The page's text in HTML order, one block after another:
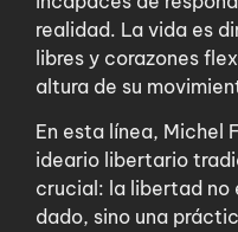
realidad. La vida es
libres y corazones
altura de su
En esta línea, Michel
ideario libertario
crucial: la libertad no
dado, sino una